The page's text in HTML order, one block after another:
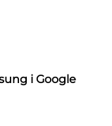
і Google